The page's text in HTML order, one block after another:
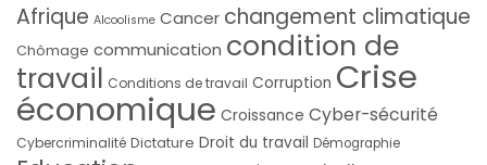
Afrique Alcoolisme Cancer changement climatique
Chômage communication condition de
travail Conditions de travail Corruption Crise
économique Croissance Cyber-sécurité
Cybercriminalité Dictature Droit du travail Démographie